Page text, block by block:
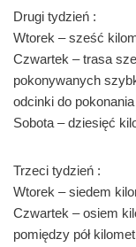
Drugi tydzień :
Wtorek – sześć
Czwartek – trasa
pokonywanych
odcinki do
Sobota – dziesięć
Trzeci tydzień :
Wtorek – siedem
Czwartek – osiem
pomiędzy pół